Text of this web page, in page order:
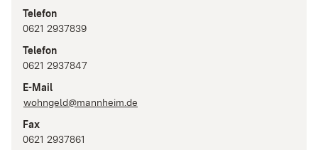
Telefon
0621 2937839
Telefon
0621 2937847
E-Mail
wohngeld@mannheim.de
Fax
0621 2937861